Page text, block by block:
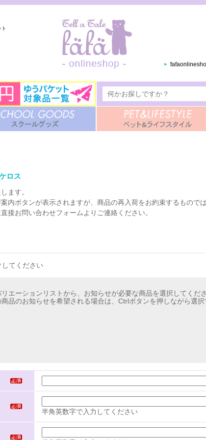
ロス
ます。
内ボタンが表示されますが、商品の再入荷をお約束するものでは
接お問い合わせフォームよりご連絡ください。
てください
エーションリストから、お知らせが必要な商品を選択してくださ
品のお知らせを希望される場合は、Ctrlボタンを押しながら選択
半角英数字で入力してください